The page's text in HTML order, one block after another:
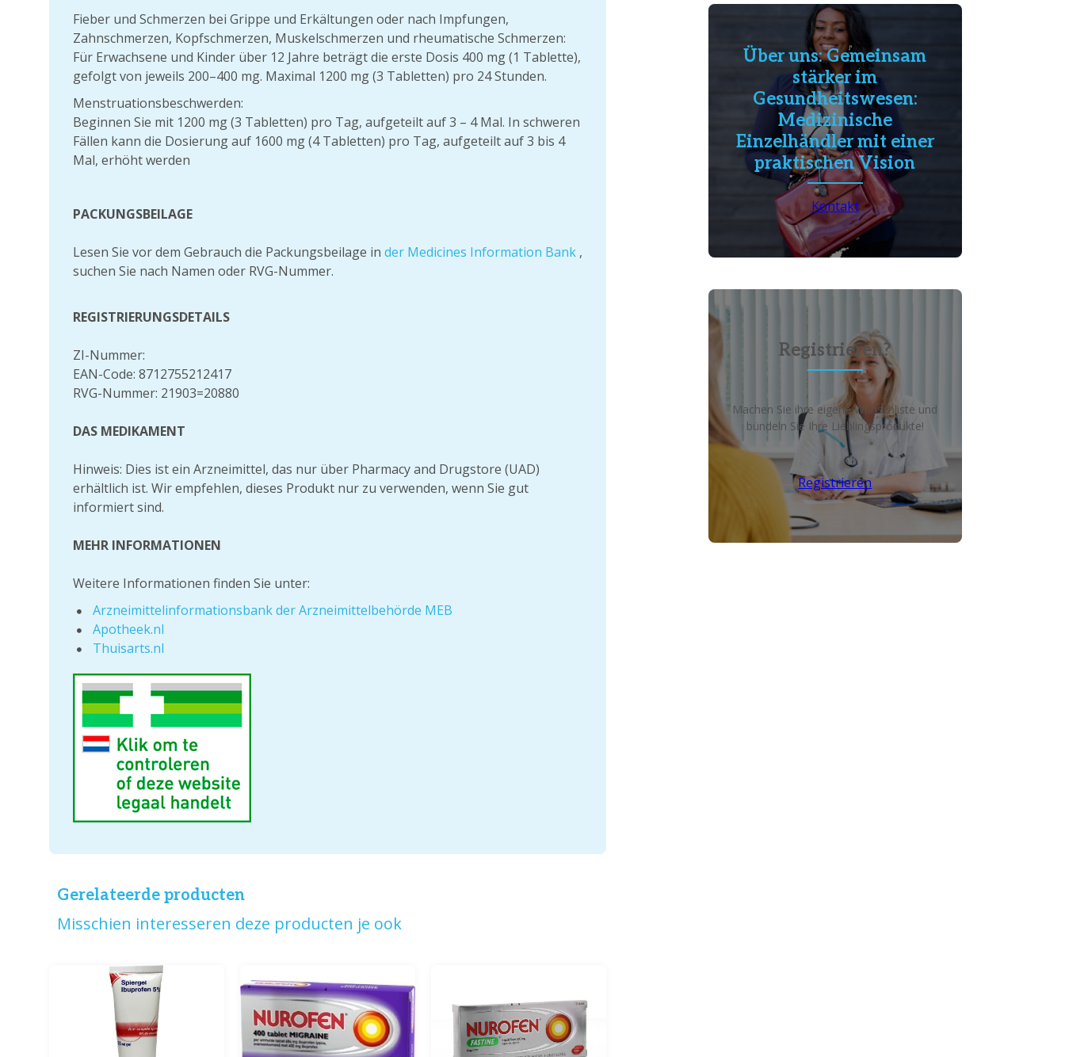
Fieber und Schmerzen bei Grippe und Erkältungen oder nach Impfungen,
Zahnschmerzen, Kopfschmerzen, Muskelschmerzen und rheumatische Schmerzen:
Für Erwachsene und Kinder über 12 Jahre beträgt die erste Dosis 400 mg (1 Tablette),
gefolgt von jeweils 200–400 mg. Maximal 1200 mg (3 Tabletten) pro 24 Stunden.
Menstruationsbeschwerden:
Beginnen Sie mit 1200 mg (3 Tabletten) pro Tag, aufgeteilt auf 3 – 4 Mal. In schweren
Fällen kann die Dosierung auf 1600 mg (4 Tabletten) pro Tag, aufgeteilt auf 3 bis 4
Mal, erhöht werden
PACKUNGSBEILAGE
Lesen Sie vor dem Gebrauch die Packungsbeilage in der Medicines Information Bank ,
suchen Sie nach Namen oder RVG-Nummer.
REGISTRIERUNGSDETAILS
ZI-Nummer:
EAN-Code: 8712755212417
RVG-Nummer: 21903=20880
DAS MEDIKAMENT
Hinweis: Dies ist ein Arzneimittel, das nur über Pharmacy and Drugstore (UAD)
erhältlich ist. Wir empfehlen, dieses Produkt nur zu verwenden, wenn Sie gut
informiert sind.
MEHR INFORMATIONEN
Weitere Informationen finden Sie unter:
Arzneimittelinformationsbank der Arzneimittelbehörde MEB
Apotheek.nl
Thuisarts.nl
Gerelateerde producten
Misschien interesseren deze producten je ook
Über uns: Gemeinsam
stärker im
Gesundheitswesen:
Medizinische
Einzelhändler mit einer
praktischen Vision
Kontakt
Registrieren?
Machen Sie ihre eigene Wunschliste und
bündeln Sie Ihre Lieblingsprodukte!
Registrieren